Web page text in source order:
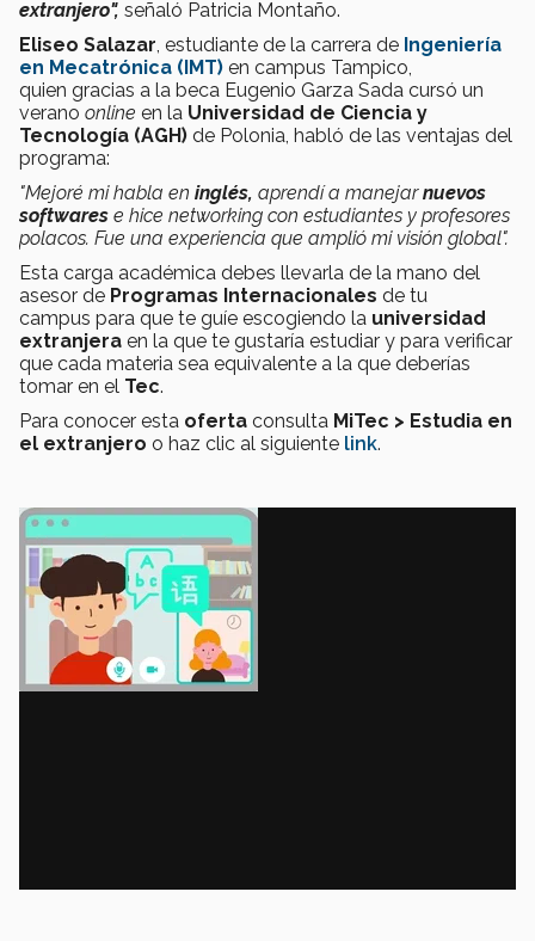
extranjero", señaló Patricia Montaño.
Eliseo Salazar, estudiante de la carrera de Ingeniería
en Mecatrónica (IMT) en campus Tampico,
quien gracias a la beca Eugenio Garza Sada cursó un
verano online en la Universidad de Ciencia y
Tecnología (AGH) de Polonia, habló de las ventajas del
programa:
"Mejoré mi habla en inglés, aprendí a manejarnuevos
softwares e hice networking con estudiantes y profesores
polacos. Fue una experiencia que amplió mi visión global".
Esta carga académica debes llevarla de la mano del
asesor de Programas Internacionales de tu
campus para que te guíe escogiendo la universidad
extranjera en la que te gustaría estudiar y para verificar
que cada materia sea equivalente a la que deberías
tomar en el Tec.
Para conocer esta oferta consulta MiTec > Estudia en
el extranjero o haz clic al siguiente link.